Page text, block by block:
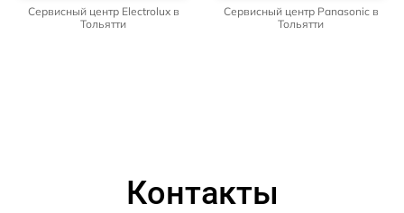
Сервисный центр Electrolux в
Тольятти
Сервисный центр Panasonic в
Тольятти
Контакты